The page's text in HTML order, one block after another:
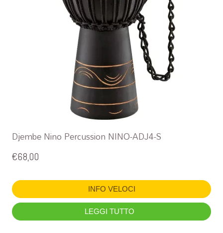
Djembe Nino Percussion NINO-ADJ4-S
€68,00
INFO VELOCI
LEGGI TUTTO